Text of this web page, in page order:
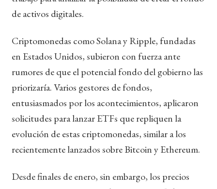
de activos digitales.
Criptomonedas como Solana y Ripple, fundadas
en Estados Unidos, subieron con fuerza ante
rumores de que el potencial fondo del gobierno las
priorizaría. Varios gestores de fondos,
entusiasmados por los acontecimientos, aplicaron
solicitudes para lanzar ETFs que repliquen la
evolución de estas criptomonedas, similar a los
recientemente lanzados sobre Bitcoin y Ethereum.
Desde finales de enero, sin embargo, los precios